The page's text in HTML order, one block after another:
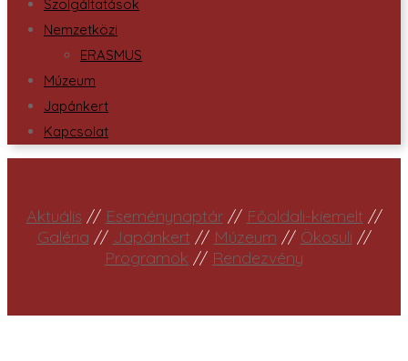
Szolgáltatások
Nemzetközi
ERASMUS
Múzeum
Japánkert
Kapcsolat
Aktuális // Eseménynaptár// Főoldali-kiemelt //
Galéria // Japánkert // Múzeum // Ökosuli //
Programok // Rendezvény